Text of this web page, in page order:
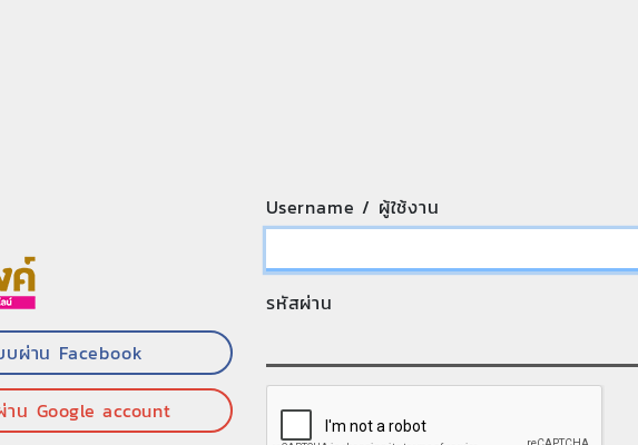
บผ่าน Facebook
าน Google account
Username / ผู้ใช้งาน
รหัสผ่าน